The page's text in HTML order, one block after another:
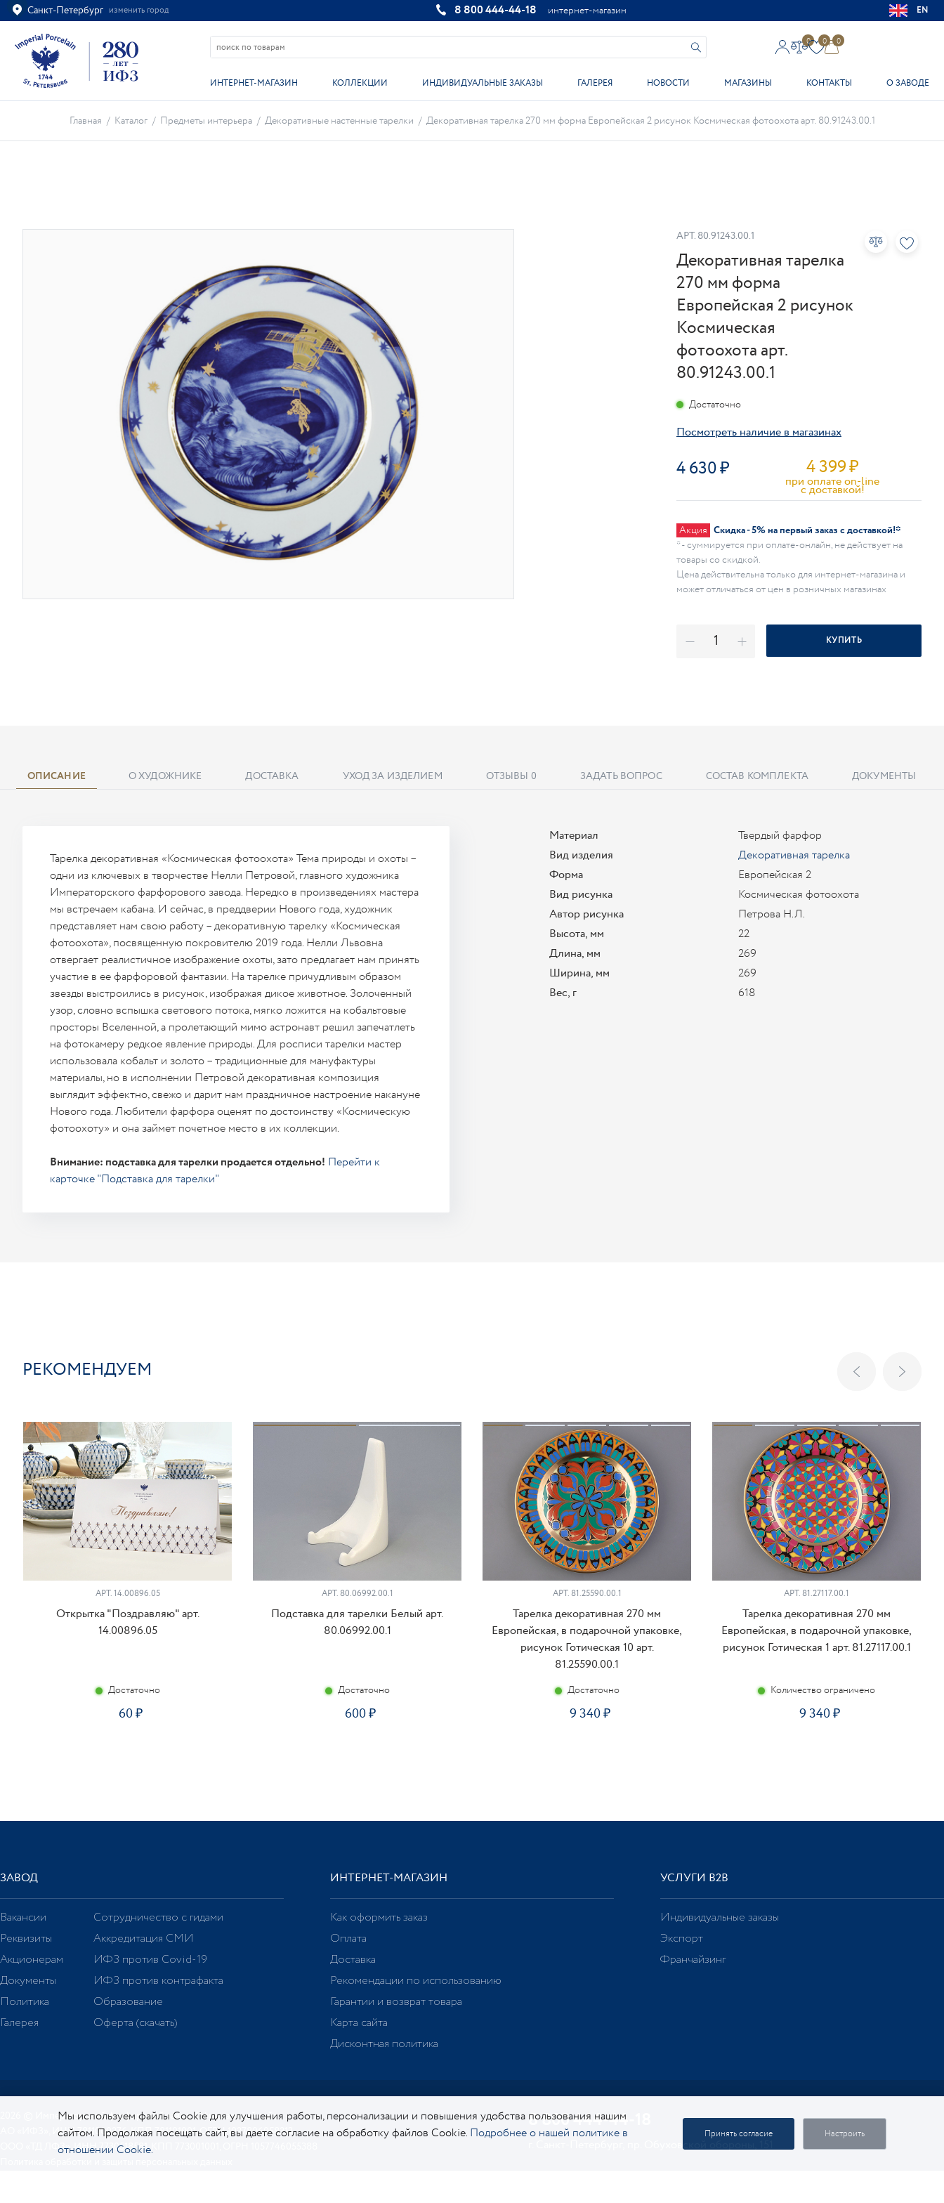
Санкт-Петербург изменить город
Ваш город Санкт-Петербург?
ВСЁ ВЕРНО ИЗМЕНИТЬ
8 800 444-44-18 интернет-магазин EN
0 0 0
ИНТЕРНЕТ-МАГАЗИН КОЛЛЕКЦИИ ИНДИВИДУАЛЬНЫЕ ЗАКАЗЫ ГАЛЕРЕЯ НОВОСТИ МАГАЗИНЫ КОНТАКТЫ О ЗАВОДЕ
Главная / Каталог / Предметы интерьера / Декоративные настенные тарелки / Декоративная тарелка 270 мм форма Европейская 2 рисунок Космическая фотоохота арт. 80.91243.00.1
АРТ. 80.91243.00.1
Декоративная тарелка
270 мм форма
Европейская 2 рисунок
Космическая
фотоохота арт.
80.91243.00.1
4 630 4 399₽
при оплате on-line
c доставкой!
Посмотреть наличие в магазинах
Достаточно
Акция Скидка - 5% на первый заказ с доставкой!*
* - суммируется при оплате-онлайн, не действует на
товары со скидкой.
Цена действительна только для интернет-магазина и
может отличаться от цен в розничных магазинах
КУПИТЬ
ОПИСАНИЕ О ХУДОЖНИКЕ ДОСТАВКА УХОД ЗА ИЗДЕЛИЕМ ОТЗЫВЫ 0 ЗАДАТЬ ВОПРОС СОСТАВ КОМПЛЕКТА ДОКУМЕНТЫ
Тарелка декоративная «Космическая фотоохота» Тема природы и охоты –
одни из ключевых в творчестве Нелли Петровой, главного художника
Императорского фарфорового завода. Нередко в произведениях мастера
мы встречаем кабана. И сейчас, в преддверии Нового года, художник
представляет нам свою работу – декоративную тарелку «Космическая
фотоохота», посвященную покровителю 2019 года. Нелли Львовна
отвергает реалистичное изображение охоты, зато предлагает нам принять
участие в ее фарфоровой фантазии. На тарелке причудливым образом
звезды выстроились в рисунок, изображая дикое животное. Золоченный
узор, словно вспышка светового потока, мягко ложится на кобальтовые
просторы Вселенной, а пролетающий мимо астронавт решил запечатлеть
на фотокамеру редкое явление природы. Для росписи тарелки мастер
использовала кобальт и золото – традиционные для мануфактуры
материалы, но в исполнении Петровой декоративная композиция
выглядит эффектно, свежо и дарит нам праздничное настроение накануне
Нового года. Любители фарфора оценят по достоинству «Космическую
фотоохоту» и она займет почетное место в их коллекции.
Внимание: подставка для тарелки продается отдельно! Перейти к
карточке "Подставка для тарелки"
Материал
Твердый фарфор
Вид изделия
Декоративная тарелка
Форма
Европейская 2
Вид рисунка
Космическая фотоохота
Автор рисунка
Петрова Н.Л.
Высота, мм
22
Длина, мм
269
Ширина, мм
269
Вес, г
618
РЕКОМЕНДУЕМ
АРТ. 14.00896.05
Открытка "Поздравляю" арт.
14.00896.05
Достаточно
60
АРТ. 80.06992.00.1
Подставка для тарелки Белый арт.
80.06992.00.1
Достаточно
600
АРТ. 81.25590.00.1
Тарелка декоративная 270 мм
Европейская, в подарочной упаковке,
рисунок Готическая 10 арт.
81.25590.00.1
Достаточно
9 340
АРТ. 81.27117.00.1
Тарелка декоративная 270 мм
Европейская, в подарочной упаковке,
рисунок Готическая 1 арт. 81.27117.00.1
Количество ограничено
9 340
ЗАВОД
Вакансии
Реквизиты
Акционерам
Документы
Политика
Галерея
Сотрудничество с гидами
Аккредитация СМИ
ИФЗ против Covid-19
ИФЗ против контрафакта
Образование
Оферта (скачать)
ИНТЕРНЕТ-МАГАЗИН
Как оформить заказ
Оплата
Доставка
Рекомендации по использованию
Гарантии и возврат товара
Карта сайта
Дисконтная политика
УСЛУГИ В2В
Индивидуальные заказы
Экспорт
Франчайзинг
2026 © Императорский фарфоровый завод. Официальный сайт.
АО «ИФЗ», ИНН 7811000276, КПП 781101001, ОГРН 1027806058213
ООО «ТД ЛФЗ», ИНН 7730518581, КПП 773001001, ОГРН 1057746055388
8 800 444-44-18
г. Санкт-Петербург, пр. Обуховской обороны, 151
Мы используем файлы Cookie для улучшения работы, персонализации и повышения удобства пользования нашим
сайтом. Продолжая посещать сайт, вы даете согласие на обработку файлов Cookie. Подробнее о нашей политике в
отношении Cookie.
Принять согласие Настроить